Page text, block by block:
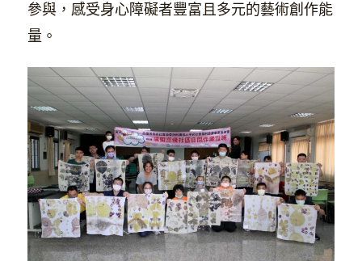
參與，感受身心障礙者豐富且多元的藝術創作能
量。